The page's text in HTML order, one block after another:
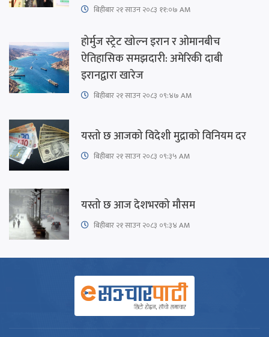
बिहीबार २१ साउन २०८३ ११:०७ AM
होर्मुज स्ट्रेट खोल्न इरान र ओमानबीच
ऐतिहासिक समझदारी: अमेरिकी दाबी
इरानद्वारा खारेज
बिहीबार २१ साउन २०८३ ०९:४७ AM
यस्तो छ आजको विदेशी मुद्राको विनियम दर
बिहीबार २१ साउन २०८३ ०९:३५ AM
यस्तो छ आज देशभरको मौसम
बिहीबार २१ साउन २०८३ ०९:३४ AM